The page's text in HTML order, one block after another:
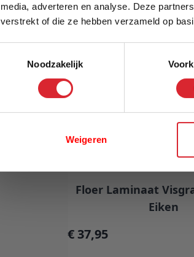
media, adverteren en analyse. Deze
verstrekt of die ze hebben verzameld op
Noodzakelijk
Weigeren
Floer Laminaat
Eiken
€ 37,95
Schrijf je